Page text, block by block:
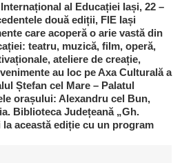
al Educației Iași, 22 –
două ediții, FIE Iași
care acoperă o arie vastă din
teatru, muzică, film, operă,
ateliere de creație,
au loc pe Axa Culturală a
Ștefan cel Mare – Palatul
orașului: Alexandru cel Bun,
Biblioteca Județeană „Gh.
această ediție cu un program